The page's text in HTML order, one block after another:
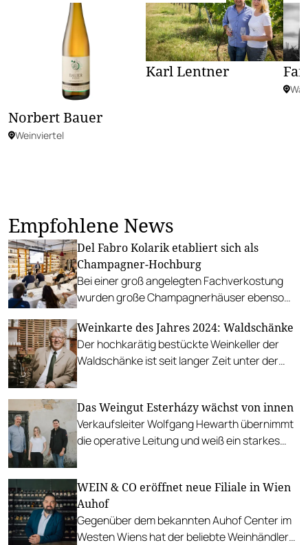
Norbert Bauer
Weinviertel
Karl Lentner
Empfohlene News
Del Fabro Kolarik etabliert sich als
Champagner-Hochburg
Bei einer groß angelegten Fachverkostung
wurden große Champagnerhäuser ebenso
Weinkarte des Jahres 2024: Waldschänke
Der hochkarätig bestückte Weinkeller der
Waldschänke ist seit langer Zeit unter der
Jahres.
Das Weingut Esterházy wächst von innen
Verkaufsleiter Wolfgang Hewarth übernimmt
die operative Leitung und weiß ein starkes
WEIN & CO eröffnet neue Filiale in Wien
Auhof
Gegenüber dem bekannten Auhof Center im
Westen Wiens hat der beliebte Weinhändler